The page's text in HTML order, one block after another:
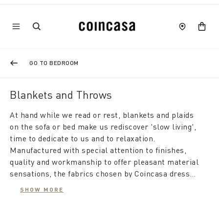
GO TO BEDROOM
Blankets and Throws
At hand while we read or rest, blankets and plaids
on the sofa or bed make us rediscover 'slow living',
time to dedicate to us and to relaxation.
Manufactured with special attention to finishes,
quality and workmanship to offer pleasant material
sensations, the fabrics chosen by Coincasa dress
fantasies of contemporary taste.
The product proposal is very broad, with options for
SHOW MORE